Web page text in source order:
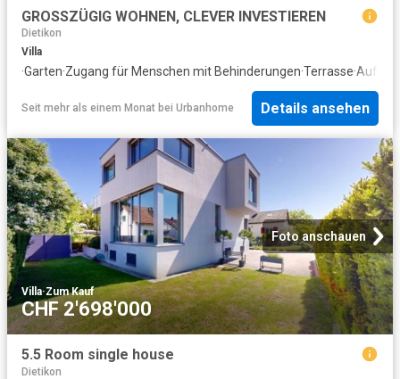
GROSSZÜGIG WOHNEN, CLEVER INVESTIEREN
Dietikon
Villa
·Garten·Zugang für Menschen mit Behinderungen·Terrasse·Aufzug
Seit mehr als einem Monat bei Urbanhome Details ansehen
Foto anschauen
Villa·Zum Kauf
CHF 2'698'000
5.5 Room single house
Dietikon